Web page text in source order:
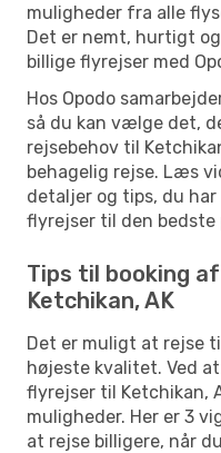
muligheder fra alle
Det er nemt, hurtigt
billige flyrejser med
Hos Opodo
så du kan vælge det,
rejsebehov til
behagelig rejse. Læs
detaljer og tips, du
flyrejser til den bedste
Tips til booking
Ketchikan, AK
Det er muligt at rejse
højeste kvalitet. Ved
flyrejser til Ketchikan,
muligheder. Her er 3
at rejse billigere, når